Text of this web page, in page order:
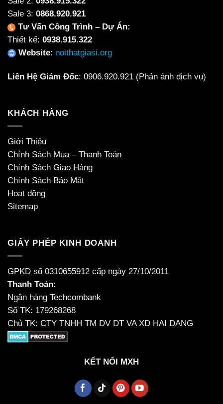
Sale 3: 0868.920.921
Tư Vấn Công Trình – Dự Án:
Thiết kế: 0938.915.322
Website: noithatgiasi.org
Liên Hệ Giám Đốc: 0906.920.921 (Phản ánh dịch vụ)
KHÁCH HÀNG
Giới Thiệu
Chính Sách Mua – Thanh Toán
Chính Sách Giao Hàng
Chính Sách Bảo Mật
Hoạt động
Sitemap
GIẤY PHÉP KINH DOANH
GPKD số 0310655912 cấp ngày 27/10/2011
Thanh Toán:
Ngân hàng Techcombank
Số TK: 179268268
Chủ TK: CTY TNHH TM DV DT VA XD HAI DANG
KẾT NỐI MXH